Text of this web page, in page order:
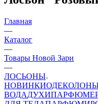
Главная
—
Каталог
—
Товары Новой Зари
—
ЛОСЬОНЫ
НОВИНКИ
ВОДАДУХИ